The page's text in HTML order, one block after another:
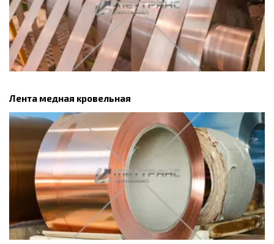
Лента медная кровельная